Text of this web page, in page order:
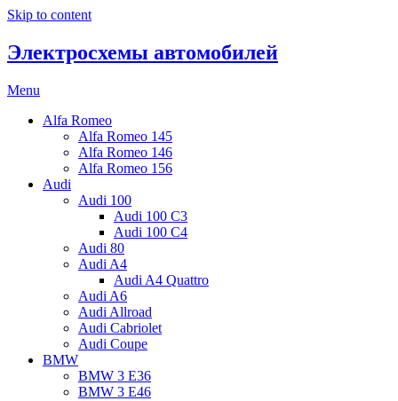
Skip to content
Электросхемы автомобилей
Menu
Alfa Romeo
Alfa Romeo 145
Alfa Romeo 146
Alfa Romeo 156
Audi
Audi 100
Audi 100 C3
Audi 100 C4
Audi 80
Audi A4
Audi A4 Quattro
Audi A6
Audi Allroad
Audi Cabriolet
Audi Coupe
BMW
BMW 3 E36
BMW 3 E46